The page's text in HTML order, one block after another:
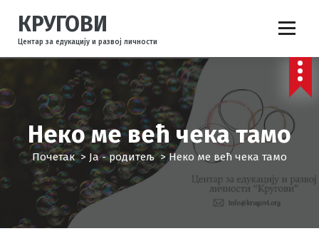
ч
н
а
ж
КРУГОВИ
Центар за едукацију и развој личности
Неко ме већ чека тамо
Почетак> Ја - родитељ>Неко ме већ чека тамо